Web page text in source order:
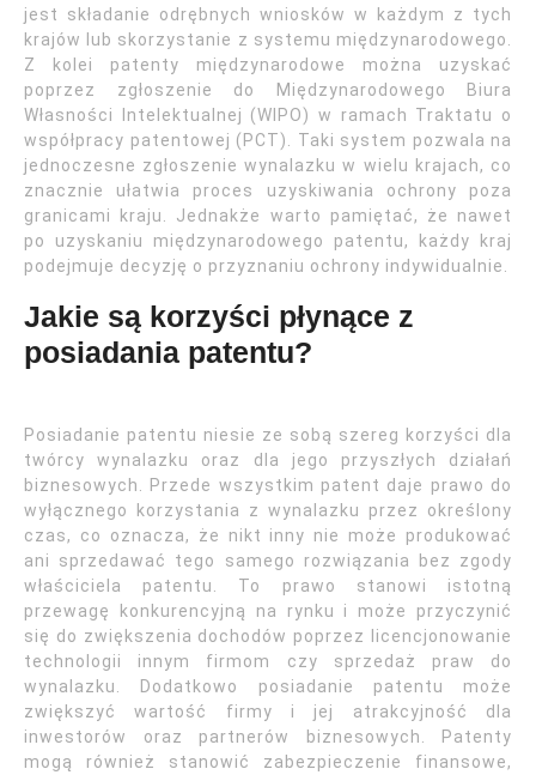
jest składanie odrębnych wniosków w każdym z tych
krajów lub skorzystanie z systemu międzynarodowego.
Z kolei patenty międzynarodowe można uzyskać
poprzez zgłoszenie do Międzynarodowego Biura
Własności Intelektualnej (WIPO) w ramach Traktatu o
współpracy patentowej (PCT). Taki system pozwala na
jednoczesne zgłoszenie wynalazku w wielu krajach, co
znacznie ułatwia proces uzyskiwania ochrony poza
granicami kraju. Jednakże warto pamiętać, że nawet
po uzyskaniu międzynarodowego patentu, każdy kraj
podejmuje decyzję o przyznaniu ochrony indywidualnie.
Jakie są korzyści płynące z
posiadania patentu?
Posiadanie patentu niesie ze sobą szereg korzyści dla
twórcy wynalazku oraz dla jego przyszłych działań
biznesowych. Przede wszystkim patent daje prawo do
wyłącznego korzystania z wynalazku przez określony
czas, co oznacza, że nikt inny nie może produkować
ani sprzedawać tego samego rozwiązania bez zgody
właściciela patentu. To prawo stanowi istotną
przewagę konkurencyjną na rynku i może przyczynić
się do zwiększenia dochodów poprzez licencjonowanie
technologii innym firmom czy sprzedaż praw do
wynalazku. Dodatkowo posiadanie patentu może
zwiększyć wartość firmy i jej atrakcyjność dla
inwestorów oraz partnerów biznesowych. Patenty
mogą również stanowić zabezpieczenie finansowe,